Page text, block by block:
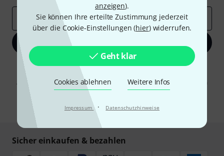
anzeigen).
Sie können Ihre erteilte Zustimmung jederzeit
über die Cookie-Einstellungen (hier) widerrufen.
Geht klar
Cookies ablehnen Weitere Infos
Impressum · Datenschutzhinweise
E-Mail-Adresse*
Mit Klick auf „Jetzt anmelden“ stimmen Sie dem Erhalt von E-Mail-
Werbung und einer Messung des E-Mail-Nutzungsverhaltens zu. Die
Abmeldung ist jederzeit möglich. Weitere Informationen finden Sie in
unserenDatenschutzhinweisen.
* Pflichtfeld
Sicher einkaufen & bezahlen